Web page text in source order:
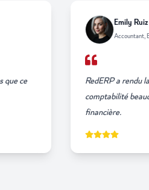
que ce
Emily Ruiz
Accountant,
RedERP a rendu
comptabilité
financière.